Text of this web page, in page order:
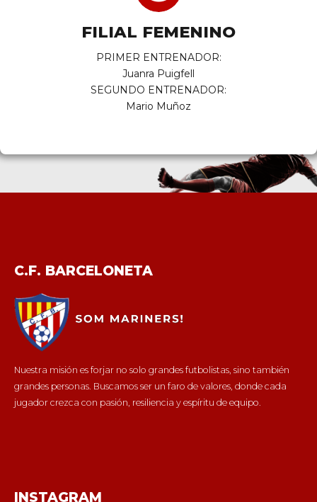
FILIAL FEMENINO
PRIMER ENTRENADOR:
Juanra Puigfell
SEGUNDO ENTRENADOR:
Mario Muñoz
C.F. BARCELONETA
Nuestra misión es forjar no solo grandes futbolistas, sino también
grandes personas. Buscamos ser un faro de valores, donde cada
jugador crezca con pasión, resiliencia y espíritu de equipo.
INSTAGRAM